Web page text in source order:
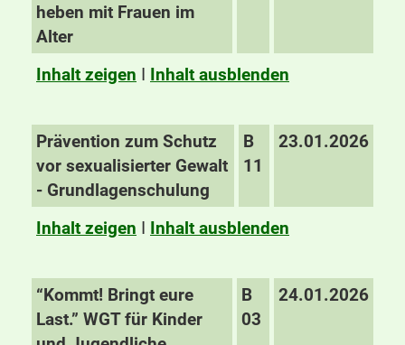
heben mit Frauen im
Alter
Inhalt zeigen I Inhalt ausblenden
Prävention zum Schutz
vor sexualisierter Gewalt
- Grundlagenschulung
B
11
23.01.2026
Inhalt zeigen I Inhalt ausblenden
“Kommt! Bringt eure
Last.” WGT für Kinder
B
03
24.01.2026